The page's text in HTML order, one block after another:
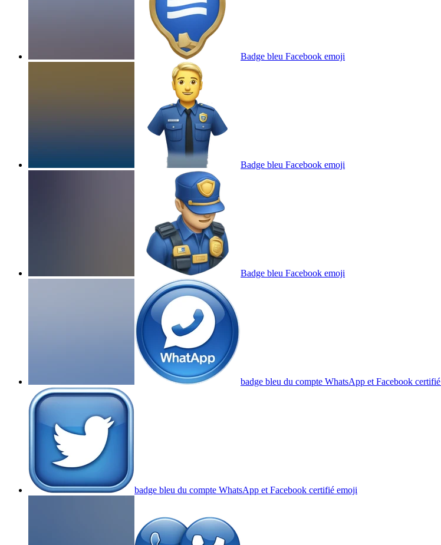
Badge bleu Facebook emoji
Badge bleu Facebook emoji
Badge bleu Facebook emoji
badge bleu du compte WhatsApp et Facebook certifié
badge bleu du compte WhatsApp et Facebook certifié emoji